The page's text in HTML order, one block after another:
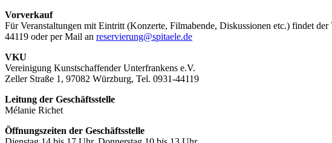
Vorverkauf
Für Veranstaltungen mit Eintritt (Konzerte, Filmabende, Diskussionen etc.) findet
44119 oder per Mail an reservierung@spitaele.de
VKU
Vereinigung Kunstschaffender Unterfrankens e.V.
Zeller Straße 1, 97082 Würzburg, Tel. 0931-44119
Leitung der Geschäftsstelle
Mélanie Richet
Öffnungszeiten der Geschäftsstelle